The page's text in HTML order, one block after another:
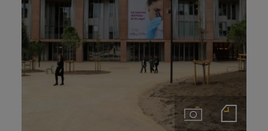
ImágenesNotas de prensa